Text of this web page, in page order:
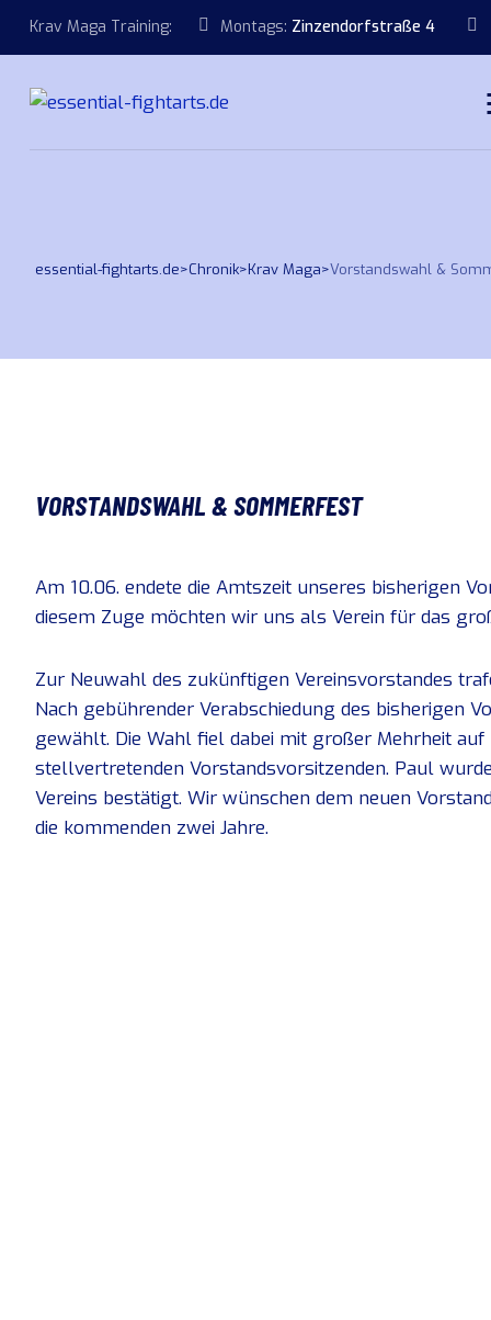
Krav Maga Training: Montags: Zinzendorfstraße 4
essential-fightarts.de>Chronik>Krav Maga>Vorstandswahl &
VORSTANDSWAHL & SOMMERFEST
Am 10.06. endete die Amtszeit unseres bisherigen
diesem Zuge möchten wir uns als Verein für das
Zur Neuwahl des zukünftigen Vereinsvorstandes
Nach gebührender Verabschiedung des bisherigen
gewählt. Die Wahl fiel dabei mit großer Mehrheit
stellvertretenden Vorstandsvorsitzenden. Paul
Vereins bestätigt. Wir wünschen dem neuen
die kommenden zwei Jahre.